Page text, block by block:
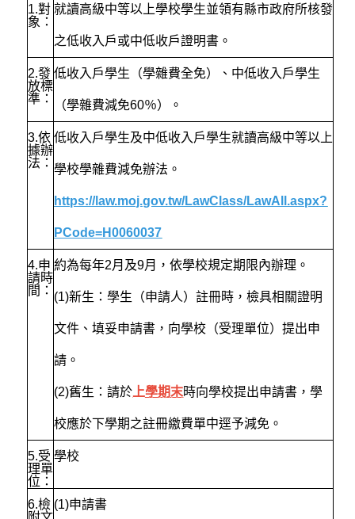
1.對
象：
就讀高級中等以上學校學生並領有縣市政府所核發
之低收入戶或中低收戶證明書。
2.發
放標
準：
低收入戶學生（學雜費全免）、中低收入戶學生
（學雜費減免60％）。
3.依
據辦
法：
低收入戶學生及中低收入戶學生就讀高級中等以上
學校學雜費減免辦法。
https://law.moj.gov.tw/LawClass/LawAll.aspx?
PCode=H0060037
4.申
請時
間：
約為每年2月及9月，依學校規定期限內辦理。
(1)新生：學生（申請人）註冊時，檢具相關證明
文件、填妥申請書，向學校（受理單位）提出申
請。
(2)舊生：請於 上學期末時向學校提出申請書，學
校應於下學期之註冊繳費單中逕予減免。
5.受
理單
位：
學校
6.檢 (1)申請書